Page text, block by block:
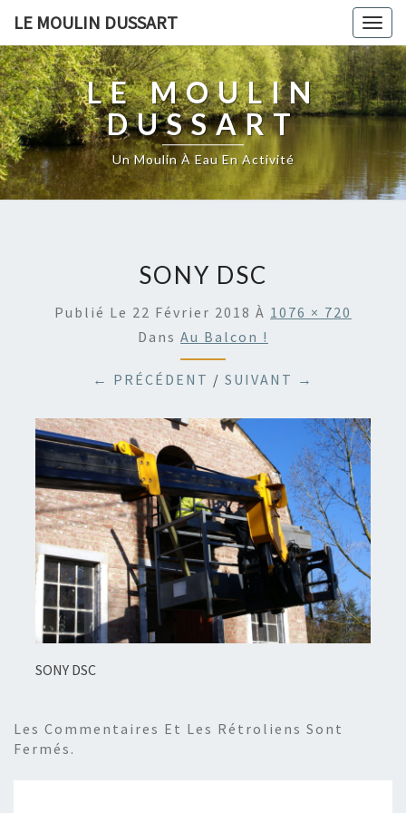
LE MOULIN DUSSART
LE MOULIN
DUSSART
Un Moulin À Eau En Activité
SONY DSC
Publié Le 22 Février 2018 À 1076 × 720
Dans Au Balcon !
← PRÉCÉDENT / SUIVANT →
SONY DSC
Les Commentaires Et Les Rétroliens Sont
Fermés.